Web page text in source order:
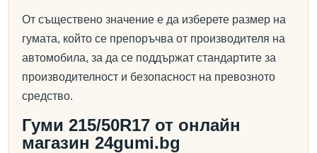
От съществено значение е да изберете размер на
гумата, който се препоръчва от производителя на
автомобила, за да се поддържат стандартите за
производителност и безопасност на превозното
средство.
Гуми 215/50R17 от онлайн
магазин 24gumi.bg